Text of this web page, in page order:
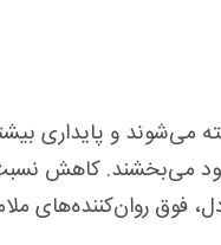
می‌شوند و پایداری
می‌بخشند. کاهش
متعادل، فوق